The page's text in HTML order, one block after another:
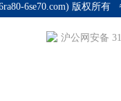
6se70.com) 版权所有
沪公网安备